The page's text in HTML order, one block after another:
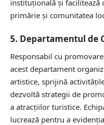
instituțională și
primărie și comunitatea
5. Departamentul de
Responsabil cu
acest departament
artistice, sprijină
dezvoltă strategii de
a atracțiilor turistice.
lucrează pentru a